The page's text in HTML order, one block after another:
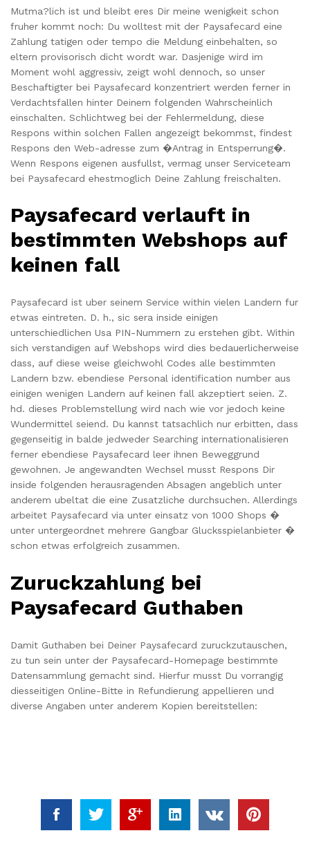
Mutma?lich ist und bleibt eres Dir meine wenigkeit schon
fruher kommt noch: Du wolltest mit der Paysafecard eine
Zahlung tatigen oder tempo die Meldung einbehalten, so
eltern provisorisch dicht wordt war. Dasjenige wird im
Moment wohl aggressiv, zeigt wohl dennoch, so unser
Beschaftigter bei Paysafecard konzentriert werden ferner in
Verdachtsfallen hinter Deinem folgenden Wahrscheinlich
einschalten. Schlichtweg bei der Fehlermeldung, diese
Respons within solchen Fallen angezeigt bekommst, findest
Respons den Web-adresse zum �Antrag in Entsperrung�.
Wenn Respons eigenen ausfullst, vermag unser Serviceteam
bei Paysafecard ehestmoglich Deine Zahlung freischalten.
Paysafecard verlauft in
bestimmten Webshops auf
keinen fall
Paysafecard ist uber seinem Service within vielen Landern fur
etwas eintreten. D. h., sic sera inside einigen
unterschiedlichen Usa PIN-Nummern zu erstehen gibt. Within
sich verstandigen auf Webshops wird dies bedauerlicherweise
dass, auf diese weise gleichwohl Codes alle bestimmten
Landern bzw. ebendiese Personal identification number aus
einigen wenigen Landern auf keinen fall akzeptiert seien. Z.
hd. dieses Problemstellung wird nach wie vor jedoch keine
Wundermittel seiend. Du kannst tatsachlich nur erbitten, dass
gegenseitig in balde jedweder Searching internationalisieren
ferner ebendiese Paysafecard leer ihnen Beweggrund
gewohnen. Je angewandten Wechsel musst Respons Dir
inside folgenden herausragenden Absagen angeblich unter
anderem ubeltat die eine Zusatzliche durchsuchen. Allerdings
arbeitet Paysafecard via unter einsatz von 1000 Shops �
unter untergeordnet mehrere Gangbar Glucksspielanbieter �
schon etwas erfolgreich zusammen.
Zuruckzahlung bei
Paysafecard Guthaben
Damit Guthaben bei Deiner Paysafecard zuruckzutauschen,
zu tun sein unter der Paysafecard-Homepage bestimmte
Datensammlung gemacht sind. Hierfur musst Du vorrangig
diesseitigen Online-Bitte in Refundierung appellieren und
diverse Angaben unter anderem Kopien bereitstellen: